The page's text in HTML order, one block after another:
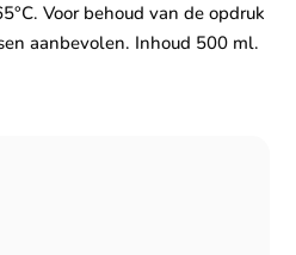
Voor behoud van de opdruk
aanbevolen. Inhoud 500 ml.